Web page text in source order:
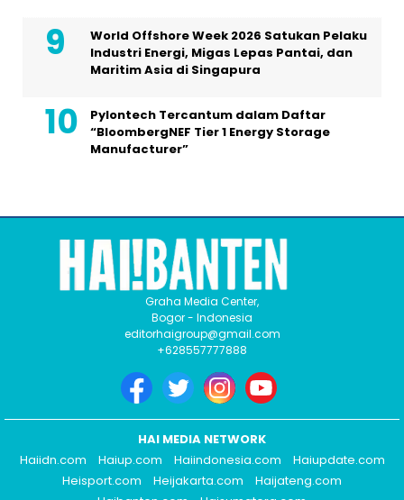
World Offshore Week 2026 Satukan Pelaku
Industri Energi, Migas Lepas Pantai, dan
Maritim Asia di Singapura
Pylontech Tercantum dalam Daftar
“BloombergNEF Tier 1 Energy Storage
Manufacturer”
Graha Media Center,
Bogor - Indonesia
editorhaigroup@gmail.com
+628557777888
HAI MEDIA NETWORK
Haiidn.com
Haiup.com Haiindonesia.com
Haiupdate.com
Heisport.com
Heijakarta.com
Haijateng.com